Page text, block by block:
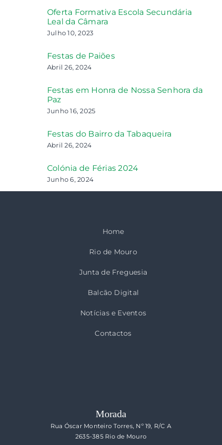
Oferta Formativa Escola Secundária
Leal da Câmara
Julho 10, 2023
Festas de Paiões
Abril 26, 2024
Festas em Honra de Nossa Senhora da
Paz
Junho 16, 2025
Festas do Bairro da Tabaqueira
Abril 26, 2024
Colónia de Férias 2024
Junho 6, 2024
Home
Rio de Mouro
Junta de Freguesia
Balcão Digital
Notícias e Eventos
Contactos
Morada
Rua Óscar Monteiro Torres, Nº 19, R/C A
2635-385 Rio de Mouro